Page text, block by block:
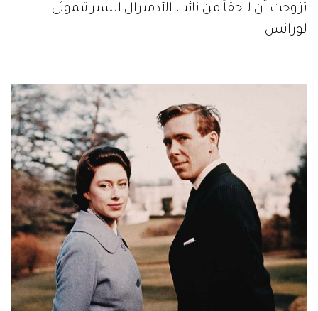
تزوجت آن لاحقاً من نائب الأدميرال السير تيموثي
لورانس.